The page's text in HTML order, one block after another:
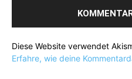
Diese Website verwendet
Erfahre, wie deine